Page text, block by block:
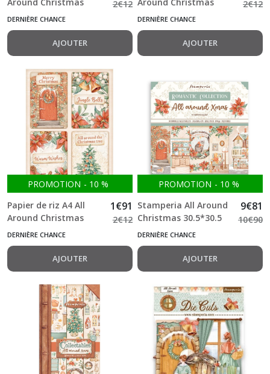
Poinsettia and Bells
2€12
DERNIÈRE CHANCE
AJOUTER
Sweet Room
2€12
DERNIÈRE CHANCE
AJOUTER
PROMOTION - 10 %
Papier de riz A4 All
Around Christmas
Cards Stamperia
1€91
2€12
DERNIÈRE CHANCE
AJOUTER
PROMOTION - 10 %
Stamperia All Around
Christmas 30.5*30.5
cm double Face Bloc
10 feuilles (12"X12")
9€81
10€90
DERNIÈRE CHANCE
AJOUTER